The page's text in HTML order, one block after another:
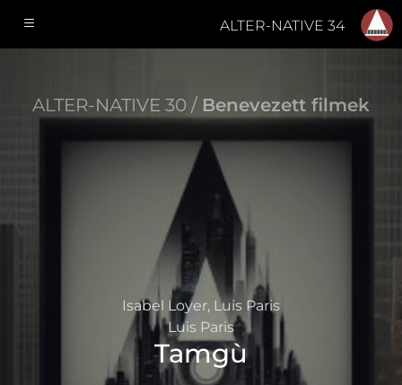
ALTER-NATIVE 34
ALTER-NATIVE 30 / Benevezett filmek
Isabel Loyer, Luis Paris
Luis Paris
Tamgù